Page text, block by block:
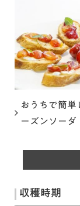
おうちで簡単
ーズンソーダ
収穫時期